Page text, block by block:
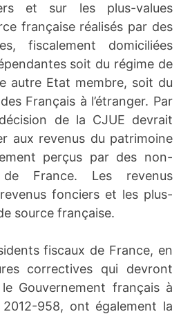
et sur les plus-values
française réalisés par des
fiscalement domiciliées
soit du régime de
autre Etat membre, soit du
Français à l’étranger. Par
de la CJUE devrait
aux revenus du patrimoine
perçus par des non-
France. Les revenus
fonciers et les plus-
source française.
fiscaux de France, en
correctives qui devront
Gouvernement français à
958, ont également la